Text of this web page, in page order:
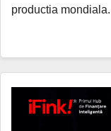
productia